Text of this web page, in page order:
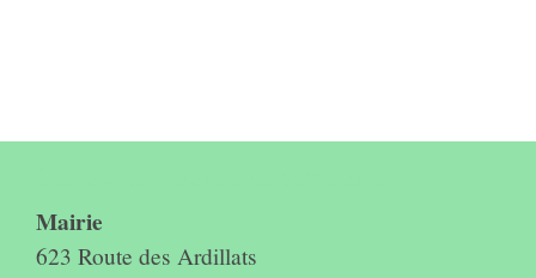
Mairie
623 Route des Ardillats